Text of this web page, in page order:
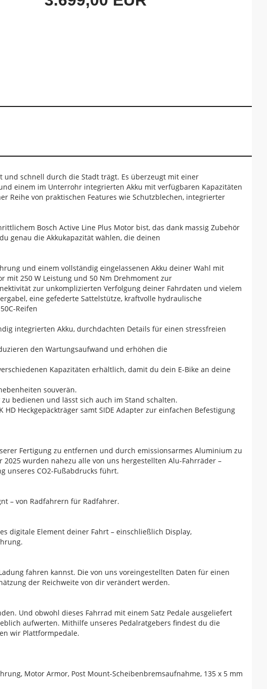
und schnell durch die Stadt trägt. Es überzeugt mit einer
einem im Unterrohr integrierten Akku mit verfügbaren Kapazitäten
Reihe von praktischen Features wie Schutzblechen, integrierter
Bosch Active Line Plus Motor bist, das dank massig Zubehör
genau die Akkukapazität wählen, die deinen
und einem vollständig eingelassenen Akku deiner Wahl mit
mit 250 W Leistung und 50 Nm Drehmoment zur
zur unkomplizierten Verfolgung deiner Fahrdaten und vielem
eine gefederte Sattelstütze, kraftvolle hydraulische
Reifen
integrierten Akku, durchdachten Details für einen stressfreien
den Wartungsaufwand und erhöhen die
Kapazitäten erhältlich, damit du dein E-Bike an deine
souverän.
bedienen und lässt sich auch im Stand schalten.
Heckgepäckträger samt SIDE Adapter zur einfachen Befestigung
Fertigung zu entfernen und durch emissionsarmes Aluminium zu
wurden nahezu alle von uns hergestellten Alu-Fahrräder –
unseres CO2-Fußabdrucks führt.
– von Radfahrern für Radfahrer.
digitale Element deiner Fahrt – einschließlich Display,
fahren kannst. Die von uns voreingestellten Daten für einen
der Reichweite von dir verändert werden.
Und obwohl dieses Fahrrad mit einem Satz Pedale ausgeliefert
aufwerten. Mithilfe unseres Pedalratgebers findest du die
wir Plattformpedale.
Motor Armor, Post Mount-Scheibenbremsaufnahme, 135 x 5 mm